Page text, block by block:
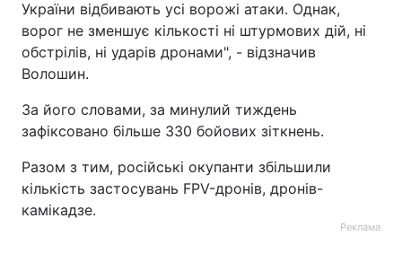
України відбивають усі ворожі атаки. Однак,
ворог не зменшує кількості ні штурмових дій, ні
обстрілів, ні ударів дронами", - відзначив
Волошин.
За його словами, за минулий тиждень
зафіксовано більше 330 бойових зіткнень.
Разом з тим, російські окупанти збільшили
кількість застосувань FPV-дронів, дронів-
камікадзе.
Реклама